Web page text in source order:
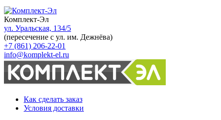
Комплект-Эл
ул. Уральская, 134/5
(пересечение с ул. им. Дежнёва)
+7 (861) 206-22-01
info@komplekt-el.ru
Как сделать заказ
Условия доставки